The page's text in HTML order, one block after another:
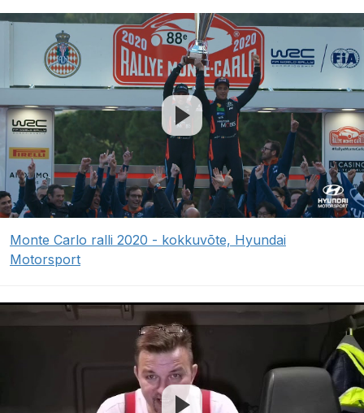
Monte Carlo ralli 2020 - kokkuvõte, Hyundai
Motorsport